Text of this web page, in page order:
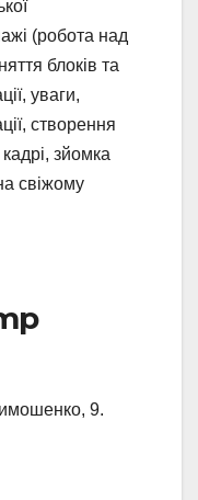
(робота над
блоків та
уваги,
створення
зйомка
свіжому
9.